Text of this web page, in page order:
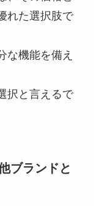
れた選択肢で
な機能を備え
択と言えるで
ブランドと